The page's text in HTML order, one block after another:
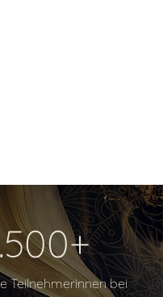
Teilnehmerinnen bei